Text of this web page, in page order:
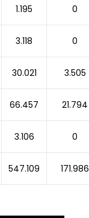
1.195 0
3.118 0
30.021 3.505
66.457 21.794
3.106 0
547.109 171.986